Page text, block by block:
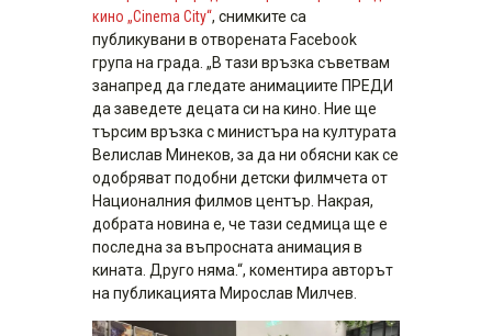
кино „Cinema City“, снимките са
публикувани в отворената Facebook
група на града. „В тази връзка съветвам
занапред да гледате анимациите ПРЕДИ
да заведете децата си на кино. Ние ще
търсим връзка с министъра на културата
Велислав Минеков, за да ни обясни как се
одобряват подобни детски филмчета от
Националния филмов център. Накрая,
добрата новина е, че тази седмица ще е
последна за въпросната анимация в
кината. Друго няма.“, коментира авторът
на публикацията Мирослав Милчев.